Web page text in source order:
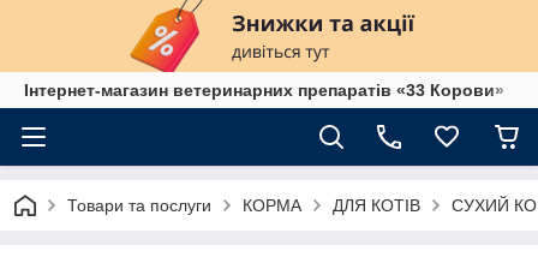
Інтернет-магазин ветеринарних препаратів «33 Корови»
Товари та послуги КОРМА ДЛЯ КОТІВ СУХИЙ